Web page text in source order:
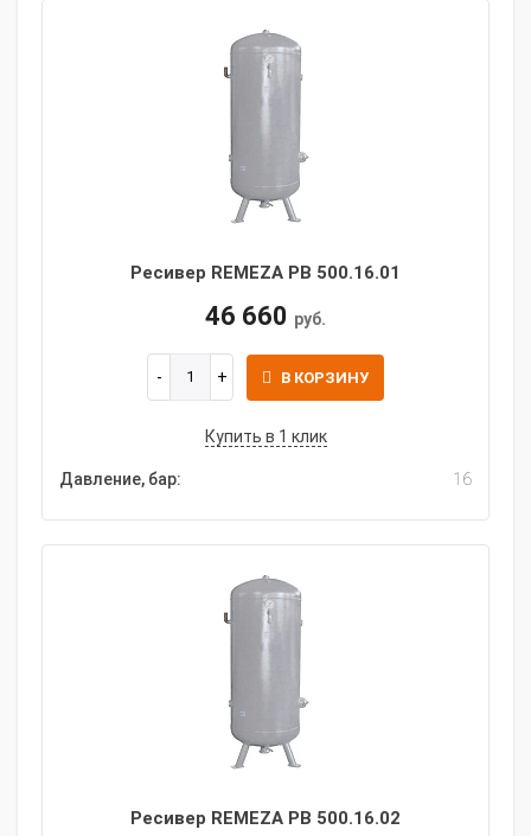
Ресивер REMEZA РВ 500.16.01
46 660 руб.
В КОРЗИНУ
Купить в 1 клик
Давление, бар: 16
Ресивер REMEZA РВ 500.16.02